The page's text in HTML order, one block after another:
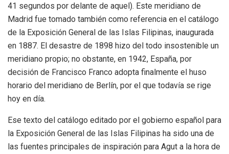
41 segundos por delante de aquel). Este meridiano de
Madrid fue tomado también como referencia en el catálogo
de la Exposición General de las Islas Filipinas, inaugurada
en 1887. El desastre de 1898 hizo del todo insostenible un
meridiano propio; no obstante, en 1942, España, por
decisión de Francisco Franco adopta finalmente el huso
horario del meridiano de Berlín, por el que todavía se rige
hoy en día.
Ese texto del catálogo editado por el gobierno español para
la Exposición General de las Islas Filipinas ha sido una de
las fuentes principales de inspiración para Agut a la hora de